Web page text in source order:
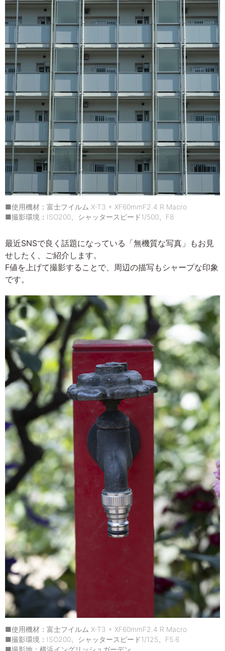
■使用機材：富士フイルム X-T3 + XF60mmF2.4 R Macro
■撮影環境：ISO200、シャッタースピード1/500、F8
最近SNSで良く話題になっている「無機質な写真」もお見
せしたく、ご紹介します。
F値を上げて撮影することで、周辺の描写もシャープな印象
です。
■使用機材：富士フイルム X-T3 + XF60mmF2.4 R Macro
■撮影環境：ISO200、シャッタースピード1/125、F5.6
■撮影地：横浜イングリッシュガーデン